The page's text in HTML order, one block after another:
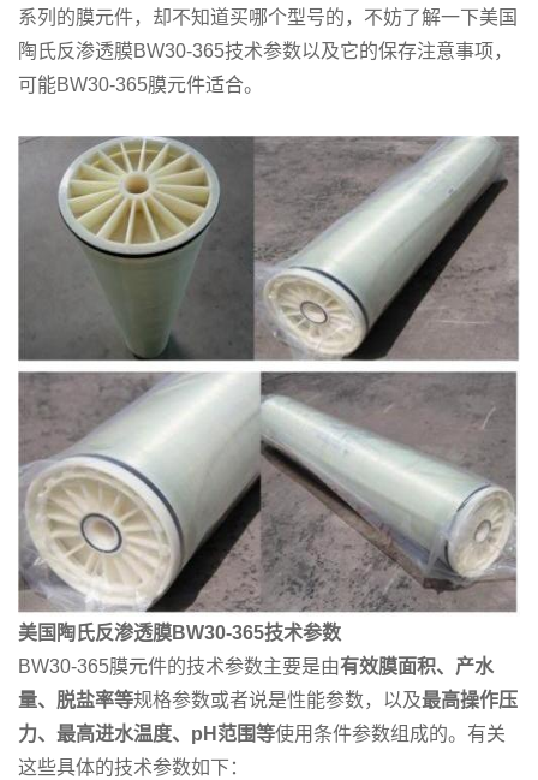
系列的膜元件，却不知道买哪个型号的，不妨了解一下美国
陶氏反渗透膜BW30-365技术参数以及它的保存注意事项，
可能BW30-365膜元件适合。
美国陶氏反渗透膜BW30-365技术参数
BW30-365膜元件的技术参数主要是由有效膜面积、产水
量、脱盐率等规格参数或者说是性能参数，以及最高操作压
力、最高进水温度、pH范围等使用条件参数组成的。有关
这些具体的技术参数如下：